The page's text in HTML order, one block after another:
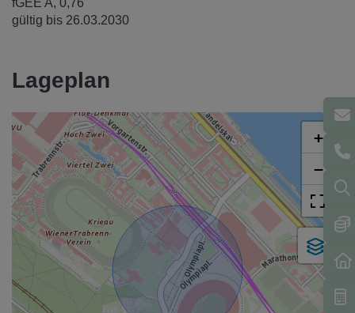
fGEE A, 0,76
gültig bis 26.03.2030
Lageplan
+
−